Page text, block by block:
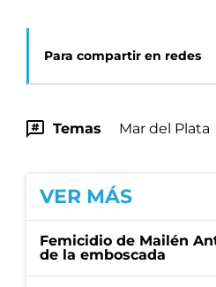
Para compartir en redes
Temas Mar del Plata
VER MÁS
Femicidio de Mailén
de la emboscada